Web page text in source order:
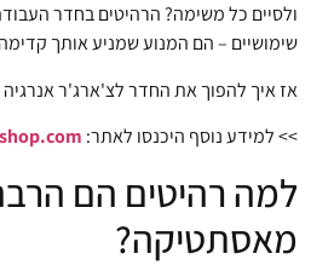
ולסיים כל משימה? הרהיטים בחדר
שימושיים – הם המנוע שמניע אותך
אז איך להפוך את החדר לצ'ארג'ר
>> למידע נוסף היכנסו לאתר:
למה רהיטים הם
מאסתטיקה?